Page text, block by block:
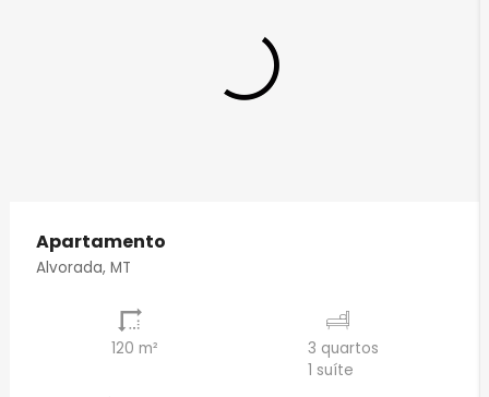
Apartamento
Alvorada, MT
120 m²
3 quartos
1 suíte